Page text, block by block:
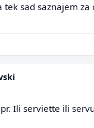
sad saznajem za
Ili serviette ili